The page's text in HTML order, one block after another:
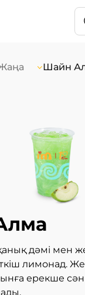
Шайн
дәмі мен
лимонад.
ерекше